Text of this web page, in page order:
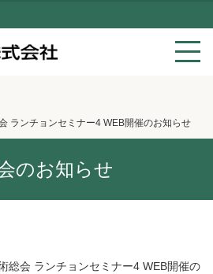
ランチョンセミナー4 WEB開催のお知らせ
のお知らせ
総会 ランチョンセミナー4 WEB開催の